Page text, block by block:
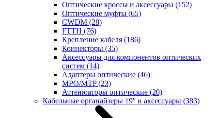
Оптические кроссы и аксессуары (152)
Оптические муфты (65)
CWDM (28)
FTTH (76)
Крепление кабеля (186)
Коннекторы (35)
Аксессуары для компонентов оптических
систем (14)
Адаптеры оптические (46)
MPO/MTP(23)
Аттенюаторы оптические (20)
Кабельные органайзеры 19'' и аксессуары (383)